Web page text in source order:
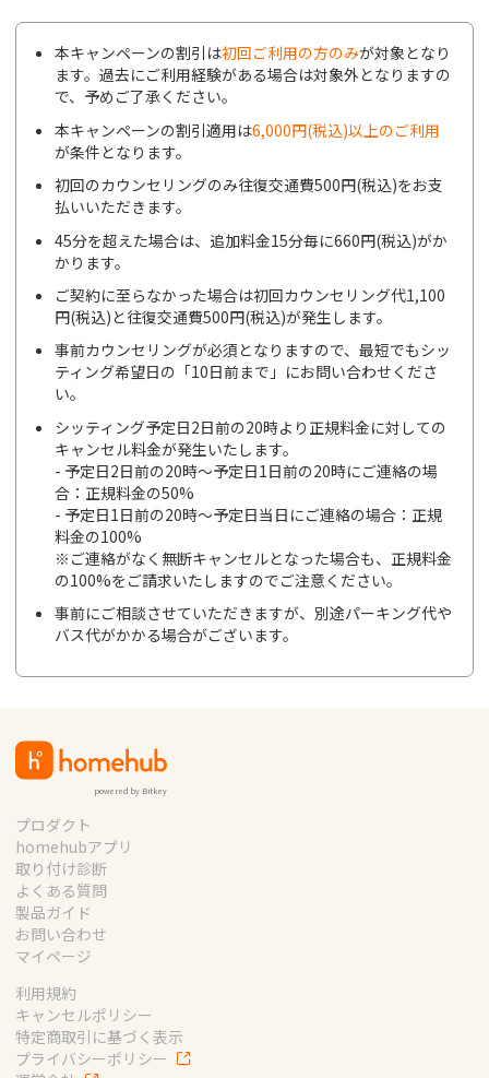
本キャンペーンの割引は初回ご利用の方のみが対象となり
ます。過去にご利用経験がある場合は対象外となりますの
で、予めご了承ください。
本キャンペーンの割引適用は6,000円(税込)以上のご利用
が条件となります。
初回のカウンセリングのみ往復交通費500円(税込)をお支
払いいただきます。
45分を超えた場合は、追加料金15分毎に660円(税込)がか
かります。
ご契約に至らなかった場合は初回カウンセリング代1,100
円(税込)と往復交通費500円(税込)が発生します。
事前カウンセリングが必須となりますので、最短でもシッ
ティング希望日の「10日前まで」にお問い合わせくださ
い。
シッティング予定日2日前の20時より正規料金に対しての
キャンセル料金が発生いたします。
- 予定日2日前の20時～予定日1日前の20時にご連絡の場
合：正規料金の50%
- 予定日1日前の20時～予定日当日にご連絡の場合：正規
料金の100%
※ご連絡がなく無断キャンセルとなった場合も、正規料金
の100%をご請求いたしますのでご注意ください。
事前にご相談させていただきますが、別途パーキング代や
バス代がかかる場合がございます。
powered by Bitkey
プロダクト
homehubアプリ
取り付け診断
よくある質問
製品ガイド
お問い合わせ
マイページ
利用規約
キャンセルポリシー
特定商取引に基づく表示
プライバシーポリシー